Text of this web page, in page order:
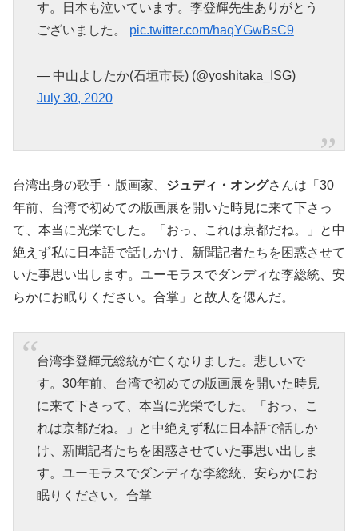
す。日本も泣いています。李登輝先生ありがとう
ございました。 pic.twitter.com/haqYGwBsC9
— 中山よしたか(石垣市長) (@yoshitaka_ISG)
July 30, 2020
台湾出身の歌手・版画家、 ジュディ・オングさんは「30
年前、台湾で初めての版画展を開いた時見に来て下さっ
て、本当に光栄でした。「おっ、これは京都だね。」と中
絶えず私に日本語で話しかけ、新聞記者たちを困惑させて
いた事思い出します。ユーモラスでダンディな李総統、安
らかにお眠りください。合掌」と故人を偲んだ。
台湾李登輝元総統が亡くなりました。悲しいで
す。30年前、台湾で初めての版画展を開いた時見
に来て下さって、本当に光栄でした。「おっ、こ
れは京都だね。」と中絶えず私に日本語で話しか
け、新聞記者たちを困惑させていた事思い出しま
す。ユーモラスでダンディな李総統、安らかにお
眠りください。合掌